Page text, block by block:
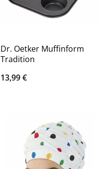
Dr. Oetker Muffinform
Tradition
13,99€